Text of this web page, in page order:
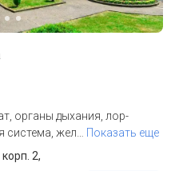
органы дыхания, лор-
система, жел… Показать еще
2,